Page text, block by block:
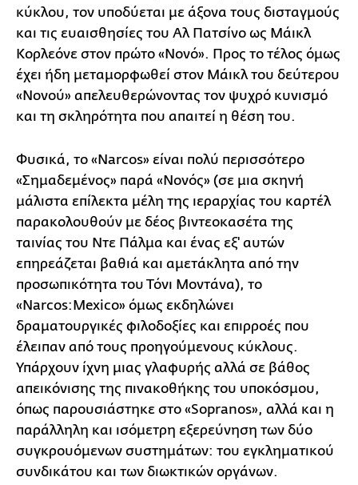
κύκλου, τον υποδύεται με άξονα τους δισταγμούς
και τις ευαισθησίες του Αλ Πατσίνο ως Μάικλ
Κορλεόνε στον πρώτο «Νονό». Προς το τέλος όμως
έχει ήδη μεταμορφωθεί στον Μάικλ του δεύτερου
«Νονού» απελευθερώνοντας τον ψυχρό κυνισμό
και τη σκληρότητα που απαιτεί η θέση του.
Φυσικά, το «Narcos» είναι πολύ περισσότερο
«Σημαδεμένος» παρά «Νονός» (σε μια σκηνή
μάλιστα επίλεκτα μέλη της ιεραρχίας του καρτέλ
παρακολουθούν με δέος βιντεοκασέτα της
ταινίας του Ντε Πάλμα και ένας εξ' αυτών
επηρεάζεται βαθιά και αμετάκλητα από την
προσωπικότητα του Τόνι Μοντάνα), το
«Narcos:Mexico» όμως εκδηλώνει
δραματουργικές φιλοδοξίες και επιρροές που
έλειπαν από τους προηγούμενους κύκλους.
Υπάρχουν ίχνη μιας γλαφυρής αλλά σε βάθος
απεικόνισης της πινακοθήκης του υποκόσμου,
όπως παρουσιάστηκε στο «Sopranos», αλλά και η
παράλληλη και ισόμετρη εξερεύνηση των δύο
συγκρουόμενων συστημάτων: του εγκληματικού
συνδικάτου και των διωκτικών οργάνων.